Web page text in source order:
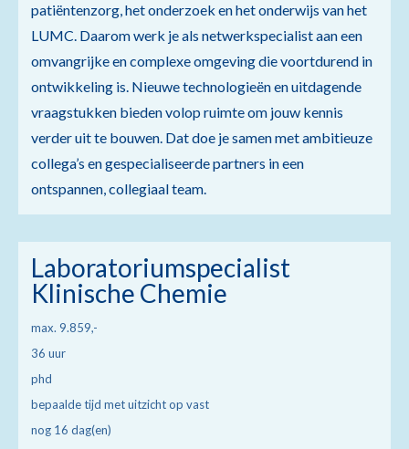
patiëntenzorg, het onderzoek en het onderwijs van het
LUMC. Daarom werk je als netwerkspecialist aan een
omvangrijke en complexe omgeving die voortdurend in
ontwikkeling is. Nieuwe technologieën en uitdagende
vraagstukken bieden volop ruimte om jouw kennis
verder uit te bouwen. Dat doe je samen met ambitieuze
collega’s en gespecialiseerde partners in een
ontspannen, collegiaal team.
Laboratoriumspecialist
Klinische Chemie
max. 9.859,-
36 uur
phd
bepaalde tijd met uitzicht op vast
nog 16 dag(en)